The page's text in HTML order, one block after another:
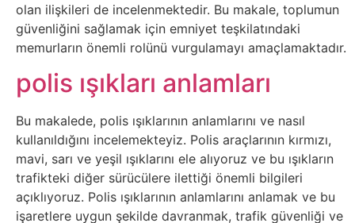
Hayvanlar
Hosting
Hukuk
İnstagram
olan ilişkileri de incelenmektedir. Bu makale, toplumun
güvenliğini sağlamak için emniyet teşkilatındaki
memurların önemli rolünü vurgulamayı amaçlamaktadır.
polis ışıkları anlamları
Bu makalede, polis ışıklarının anlamlarını ve nasıl
kullanıldığını incelemekteyiz. Polis araçlarının kırmızı,
mavi, sarı ve yeşil ışıklarını ele alıyoruz ve bu ışıkların
trafikteki diğer sürücülere ilettiği önemli bilgileri
açıklıyoruz. Polis ışıklarının anlamlarını anlamak ve bu
işaretlere uygun şekilde davranmak, trafik güvenliği ve